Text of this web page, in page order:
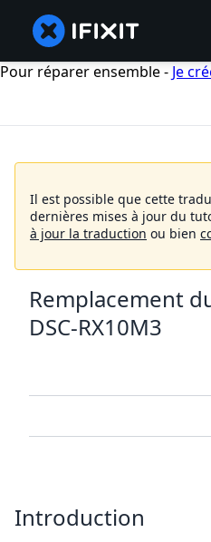
Pour réparer ensemble - Je
Il est possible que cette
dernières mises à jour du
à jour la traduction ou bien
Remplacement
DSC-RX10M3
Introduction